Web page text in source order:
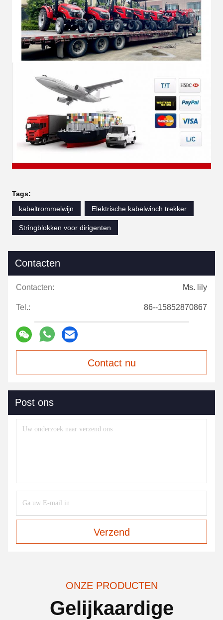
Tags:
kabeltrommelwijn
Elektrische kabelwinch trekker
Stringblokken voor dirigenten
Contacten
Contacten: Ms. lily
Tel.: 86--15852870867
Contact nu
Post ons
Verzend
ONZE PRODUCTEN
Gelijkaardige